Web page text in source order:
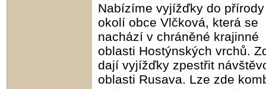
Nabízíme vyjížďky do
okolí obce Vlčková, která se
nachází v chráněné krajinné
oblasti Hostýnských vrchů.
dají vyjížďky zpestřit
oblasti Rusava. Lze zde